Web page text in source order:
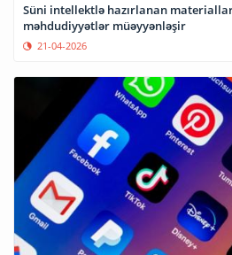
Süni intellektlə hazırlanan
məhdudiyyətlər müəyyənləşir
21-04-2026